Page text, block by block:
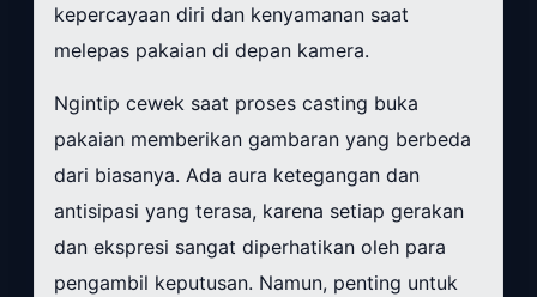
kepercayaan diri dan kenyamanan saat
melepas pakaian di depan kamera.
Ngintip cewek saat proses casting buka
pakaian memberikan gambaran yang berbeda
dari biasanya. Ada aura ketegangan dan
antisipasi yang terasa, karena setiap gerakan
dan ekspresi sangat diperhatikan oleh para
pengambil keputusan. Namun, penting untuk